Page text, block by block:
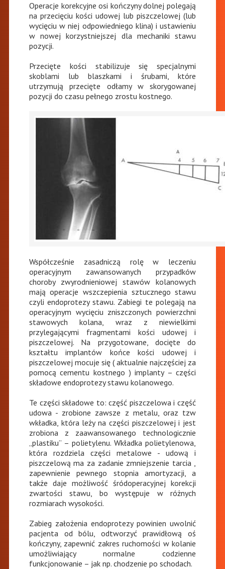
Operacje korekcyjne osi kończyny dolnej polegają
na przecięciu kości udowej lub piszczelowej (lub
wycięciu w niej odpowiedniego klina) i ustawieniu
w nowej korzystniejszej dla mechaniki stawu
pozycji.
Przecięte kości stabilizuje się specjalnymi
skoblami lub blaszkami i śrubami, które
utrzymują przecięte odłamy w skorygowanej
pozycji do czasu pełnego zrostu kostnego.
Współcześnie zasadniczą rolę w leczeniu
operacyjnym zawansowanych przypadków
choroby zwyrodnieniowej stawów kolanowych
mają operacje wszczepienia sztucznego stawu
czyli endoprotezy stawu. Zabiegi te polegają na
operacyjnym wycięciu zniszczonych powierzchni
stawowych kolana, wraz z niewielkimi
przylegającymi fragmentami kości udowej i
piszczelowej. Na przygotowane, docięte do
kształtu implantów końce kości udowej i
piszczelowej mocuje się ( aktualnie najczęściej za
pomocą cementu kostnego ) implanty – części
składowe endoprotezy stawu kolanowego.
Te części składowe to: część piszczelowa i część
udowa - zrobione zawsze z metalu, oraz tzw
wkładka, która leży na części piszczelowej i jest
zrobiona z zaawansowanego technologicznie
„plastiku” – polietylenu. Wkładka polietylenowa,
która rozdziela części metalowe - udową i
piszczelową ma za zadanie zmniejszenie tarcia ,
zapewnienie pewnego stopnia amortyzacji, a
także daje możliwość śródoperacyjnej korekcji
zwartości stawu, bo występuje w różnych
rozmiarach wysokości.
Zabieg założenia endoprotezy powinien uwolnić
pacjenta od bólu, odtworzyć prawidłową oś
kończyny, zapewnić zakres ruchomości w kolanie
umożliwiający normalne codzienne
funkcjonowanie – jak np. chodzenie po schodach.